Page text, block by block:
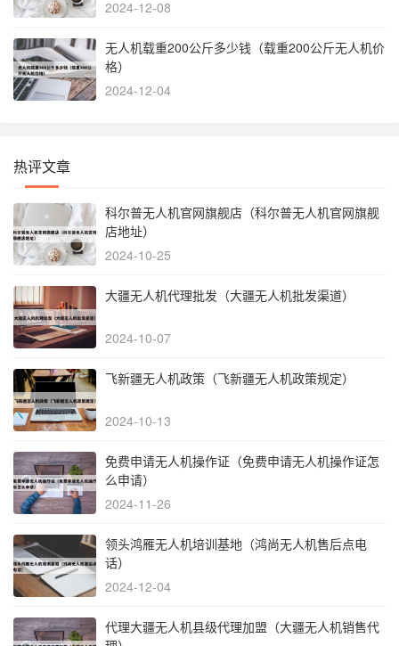
2024-12-08
无人机载重200公斤多少钱（载重200公斤无人机价
格）
2024-12-04
热评文章
科尔普无人机官网旗舰店（科尔普无人机官网旗舰
店地址）
2024-10-25
大疆无人机代理批发（大疆无人机批发渠道）
2024-10-07
飞新疆无人机政策（飞新疆无人机政策规定）
2024-10-13
免费申请无人机操作证（免费申请无人机操作证怎
么申请）
2024-11-26
领头鸿雁无人机培训基地（鸿尚无人机售后点电
话）
2024-12-04
代理大疆无人机县级代理加盟（大疆无人机销售代